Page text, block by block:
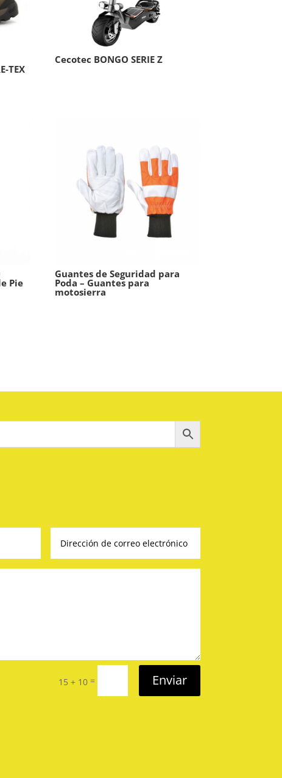
TEX
Cecotec BONGO SERIE Z
Pie
Guantes de Seguridad para
Poda – Guantes para
motosierra
15 + 10= Enviar